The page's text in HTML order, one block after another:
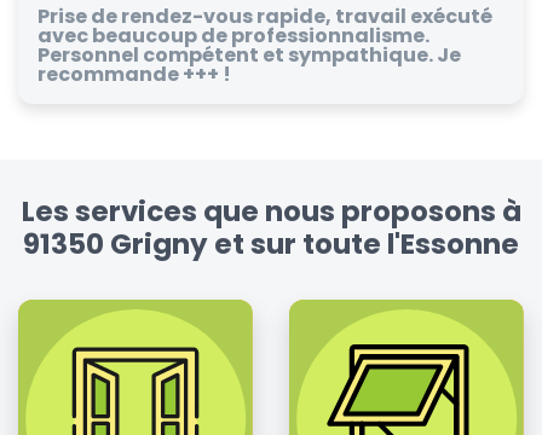
Prise de rendez-vous rapide, travail exécuté
avec beaucoup de professionnalisme.
Personnel compétent et sympathique. Je
recommande +++ !
Les services que nous proposons à
91350 Grigny et sur toute l'Essonne